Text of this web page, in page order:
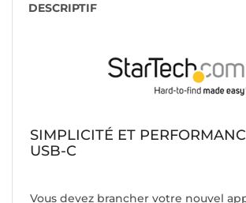
DESCRIPTIF
SIMPLICITÉ ET
USB-C
Vous devez brancher votre nouvel